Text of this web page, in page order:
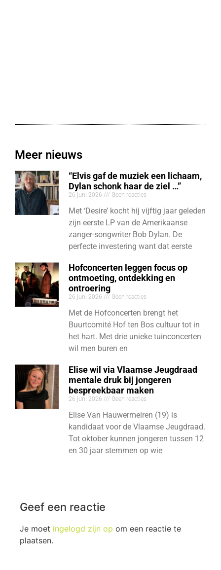
Meer nieuws
“Elvis gaf de muziek een lichaam,
Dylan schonk haar de ziel …”
26 juni 2026 Geen reacties
Met ‘Desire’ kocht hij vijftig jaar geleden
zijn eerste LP van de Amerikaanse
zanger-songwriter Bob Dylan. De
perfecte investering want dat eerste
Hofconcerten leggen focus op
ontmoeting, ontdekking en
ontroering
26 juni 2026 Geen reacties
Met de Hofconcerten brengt het
Buurtcomité Hof ten Bos cultuur tot in
het hart. Met drie unieke tuinconcerten
wil men buren en
Elise wil via Vlaamse Jeugdraad
mentale druk bij jongeren
bespreekbaar maken
26 juni 2026 Geen reacties
Elise Van Hauwermeiren (19) is
kandidaat voor de Vlaamse Jeugdraad.
Tot oktober kunnen jongeren tussen 12
en 30 jaar stemmen op wie
Geef een reactie
Je moet ingelogd zijn op om een reactie te
plaatsen.